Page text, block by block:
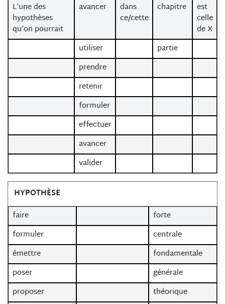
L’une des
hypothèses
qu’on pourrait
avancer
dans
ce/cette
chapitre
est
celle
de X
utiliser
partie
prendre
retenir
formuler
effectuer
avancer
valider
HYPOTHÈSE
faire
forte
formuler
centrale
émettre
fondamentale
poser
générale
proposer
théorique